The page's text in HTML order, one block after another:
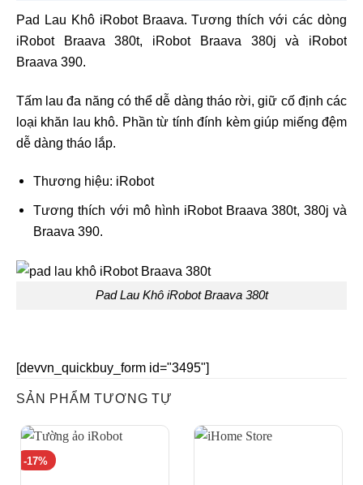
Pad Lau Khô iRobot Braava. Tương thích với các dòng
iRobot Braava 380t, iRobot Braava 380j và iRobot
Braava 390.
Tấm lau đa năng có thể dễ dàng tháo rời, giữ cố định các
loại khăn lau khô. Phần từ tính đính kèm giúp miếng đệm
dễ dàng tháo lắp.
Thương hiệu: iRobot
Tương thích với mô hình iRobot Braava 380t, 380j và
Braava 390.
Pad Lau Khô iRobot Braava 380t
[devvn_quickbuy_form id="3495"]
SẢN PHẨM TƯƠNG TỰ
-17%